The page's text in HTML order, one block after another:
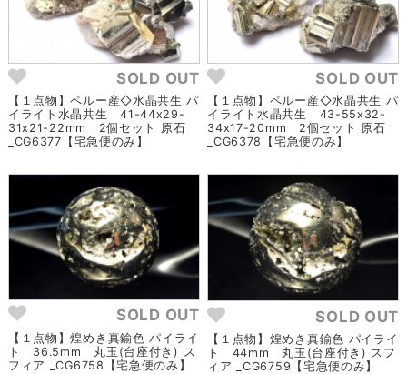
SOLD OUT
【１点物】ペルー産◇水晶共生 パ
イライト水晶共生 41-44x29-
31x21-22mm 2個セット 原石
_CG6377【宅急便のみ】
SOLD OUT
【１点物】ペルー産◇水晶共生 パ
イライト水晶共生 43-55x32-
34x17-20mm 2個セット 原石
_CG6378【宅急便のみ】
SOLD OUT
【１点物】煌めき真鍮色 パイライ
ト 36.5mm 丸玉(台座付き) ス
フィア _CG6758【宅急便のみ】
SOLD OUT
【１点物】煌めき真鍮色 パイライ
ト 44mm 丸玉(台座付き) スフ
ィア _CG6759【宅急便のみ】